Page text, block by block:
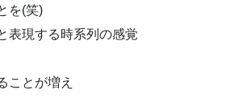
を(笑)
表現する時系列の感覚
ことが増え